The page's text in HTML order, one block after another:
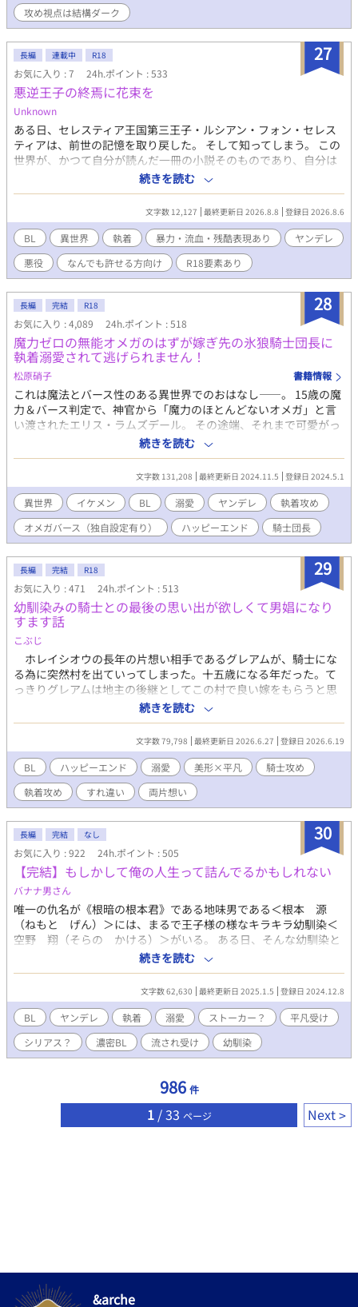
攻め視点は結構ダーク
27
長編 連載中 R18
お気に入り : 7 24h.ポイント : 533
悪逆王子の終焉に花束を
Unknown
ある日、セレスティア王国第三王子・ルシアン・フォン・セレス
ティアは、前世の記憶を取り戻した。 そして知ってしまう。 この
世界が、かつて自分が読んだ一冊の小説そのものであり、自分は
そこで悪逆の限りを尽くした末、英雄の手によって断罪される
「悪役王子」であることを。 民を虐げ、私腹を肥やし、思うがま
まに生きる王族。 腐りきったこの王国は、やがて一人の男によっ
て滅ぼされる。 その結末こそが、この世界に訪れる唯一の救いだ
った。 だからルシアンは決意する。 物語を変えず、自らは悪役と
して終焉を迎えることを... 傷だらけの英雄と、終わりを望む王
子。 執着系ヤンデレわんこｘ不憫美人受け ＊無理矢理描写、暴力
描写あります。 ＊固定カプ以外との絡みあります。 ＊なんでも大
丈夫な方以外閲覧注意です。 初めての投稿です。 拙い文章です
が、温かい目で読んでいただけると幸いです。
続きを読む
文字数 12,127 最終更新日 2026.8.8 登録日 2026.8.6
BL 異世界 執着 暴力・流血・残酷表現あり
ヤンデレ
悪役
なんでも許せる方向け R18要素あり
28
長編 完結 R18
お気に入り : 4,089 24h.ポイント : 518
魔力ゼロの無能オメガのはずが嫁ぎ先の氷狼騎士団長に
執着溺愛されて逃げられません！
松原硝子 書籍情報
これは魔法とバース性のある異世界でのおはなし――。 15歳の魔
力＆バース判定で、神官から「魔力のほとんどないオメガ」と言
い渡されたエリス・ラムズデール。 その途端、それまで可愛がっ
てくれた両親や兄弟から「無能」「家の恥」と罵られて使用人の
ように扱われ、虐げられる生活を送ることに。 そんな中、エリス
が21歳を迎える年に隣国の軍事大国ベリンガム帝国のヴァンダー
ビルト公爵家の令息とアイルズベリー王国のラムズデール家の婚
姻の話が持ち上がる。 だがヴァンダービルト公爵家の令息レヴィ
はベリンガム帝国の軍事のトップにしてその冷酷さと恐ろしいほ
どの頭脳から常勝の氷の狼と恐れられる騎士団長。しかもレヴィ
は戦場や公的な場でも常に顔をマスクで覆っているため、「傷で
顔が崩れている」「二目と見ることができないほど醜い」という
恐ろしい噂の持ち主だった。 そんな恐ろしい相手に子どもを嫁が
せるわけにはいかない。ラムズデール公爵夫妻は無能のオメガで
あるエリスを差し出すことに決める。 「自分の使い道があるなら
嬉しい」と考え、婚姻を大人しく受け入れたエリスだが、ベリン
ガム帝国へ嫁ぐ1週間前に階段から転げ落ち、前世――23年前に
大陸の大戦で命を落とした帝国の第五王子、アラン・ベリンガム
としての記憶――を取り戻す。 前世では戦いに明け暮れ、今世で
は虐げられて生きてきたエリスは前世の祖国で平和でのんびりし
た幸せな人生を手に入れることを目標にする。 だが結婚相手のレ
ヴィには驚きの秘密があった――！？ 「きみとの結婚は数年で解
消する。俺には心に決めた人がいるから」 初めて顔を合わせた日
にレヴィにそう言い渡されたエリスは彼の「心に決めた人」を知
り、自分の正体を知られてはいけないと誓うのだが……！？ 銀髪
×碧眼（33歳）の超絶美形の執着騎士団長に気が強いけど鈍感な
ピンク髪×蜂蜜色の目（20歳）が執着されて溺愛されるお話で
す。
続きを読む
文字数 131,208 最終更新日 2024.11.5 登録日 2024.5.1
異世界 イケメン BL 溺愛 ヤンデレ
執着攻め
オメガバース（独自設定有り）
ハッピーエンド 騎士団長
29
長編 完結 R18
お気に入り : 471 24h.ポイント : 513
幼馴染みの騎士との最後の思い出が欲しくて男娼になり
すます話
こぶじ
ホレイシオウの長年の片想い相手であるグレアムが、騎士にな
る為に突然村を出ていってしまった。十五歳になる年だった。て
っきりグレアムは地主の後継としてこの村で良い嫁をもらうと思
っていたのに。 グレアムのいない村での暮らしは、ホレイシオ
ウの片想いを更にこじらせた。想いを募らせ過ぎたホレイシオウ
は、成人を迎えるとすぐにグレアムを追って遠い遠い王都に向か
った。 王都で再会したグレアムは立派な騎士になっていた。武
功を挙げたグレアムは、近々婚約者と結婚するのだという。それ
を聞いたホレイシオウは深く深く絶望しながらも、一番の友人と
してグレアムの幸せを祝福しようと心に決めていた。 それなの
に。 軍用達娼館に、一件の男娼派遣の依頼が入った。依頼人名
はグレアム・カーター。間違いなくホレイシオウの想い人だっ
た。 「誰でもいいのなら、相手は俺だって構わないじゃないか」
ホレイシオウは男娼になりすまして、それをグレアムとの最後
の思い出にしようと決めた。 《ひっそりと激重愛と執着を抱える
口下手な騎士✕自己評価の低い純朴な田舎少年》 ※受けが少し卑
屈です。 ※攻めは愛が重過ぎてヤンデレ気味ですが、受けが可愛
くて仕方ないのでそんなに酷い事はしません。 ※序盤は伏線の都
合で脇役女性の出番が多いですが、受けとも攻めとも全く恋愛関
係にはなりませんのでご安心ください。
続きを読む
文字数 79,798 最終更新日 2026.6.27 登録日 2026.6.19
BL ハッピーエンド 溺愛 美形×平凡
騎士攻め
執着攻め
すれ違い 両片想い
30
長編 完結 なし
お気に入り : 922 24h.ポイント : 505
【完結】もしかして俺の人生って詰んでるかもしれない
バナナ男さん
唯一の仇名が《根暗の根本君》である地味男である＜根本 源
（ねもと げん）＞には、まるで王子様の様なキラキラ幼馴染＜
空野 翔（そらの かける）＞がいる。 ある日、そんな幼馴染と
仲良くなりたいカースト上位女子に呼び出され、金魚のフンと言
われてしまい、改めて自分の立ち位置というモノを冷静に考えた
が……あれ？なんか俺達っておかしくない？？ イケメンヤンデレ
男子✕地味な平凡男子のちょっとした日常の一コマ話です。
続きを読む
文字数 62,630 最終更新日 2025.1.5 登録日 2024.12.8
BL ヤンデレ 執着 溺愛 ストーカー？
平凡受け
シリアス？
濃密BL 流され受け 幼馴染
986 件
1/ 33 ページ Next
&arche